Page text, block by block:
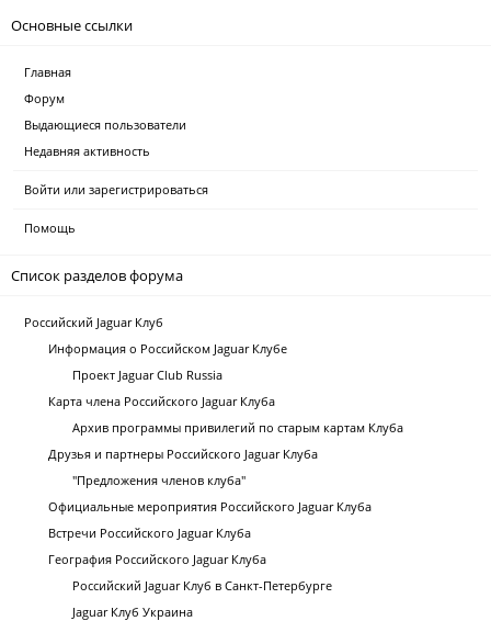
Основные ссылки
Главная
Форум
Выдающиеся пользователи
Недавняя активность
Войти или зарегистрироваться
Помощь
Список разделов форума
Российский Jaguar Клуб
Информация о Российском Jaguar Клубе
Проект Jaguar Club Russia
Карта члена Российского Jaguar Клуба
Архив программы привилегий по старым картам Клуба
Друзья и партнеры Российского Jaguar Клуба
"Предложения членов клуба"
Официальные мероприятия Российского Jaguar Клуба
Встречи Российского Jaguar Клуба
География Российского Jaguar Клуба
Российский Jaguar Клуб в Санкт-Петербурге
Jaguar Клуб Украина